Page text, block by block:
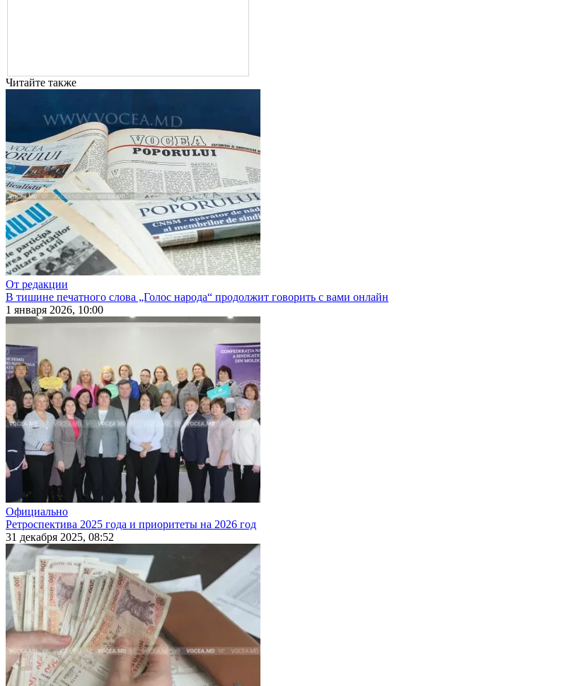
Читайте также
От редакции
В тишине печатного слова „Голос народа“ продолжит говорить с вами онлайн
1 января 2026, 10:00
Официально
Ретроспектива 2025 года и приоритеты на 2026 год
31 декабря 2025, 08:52